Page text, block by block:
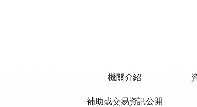
機關介紹
補助或交易資訊公開